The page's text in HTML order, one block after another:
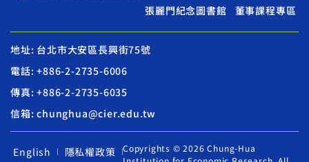
張麗門紀念圖書館
董事課程專區
地址: 台北市大安區長興街75號
電話: +886-2-2735-6006
傳真: +886-2-2735-6035
信箱: chunghua@cier.edu.tw
English 隱私權政策
Copyrights © 2026 Chung-Hua